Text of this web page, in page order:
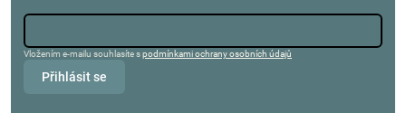
Vložením e-mailu souhlasíte spodmínkami ochrany osobních údajů
Přihlásit se